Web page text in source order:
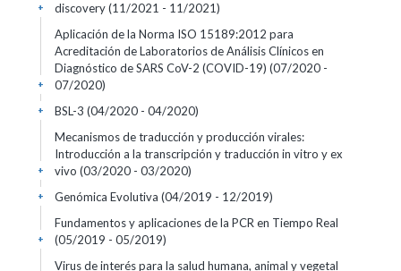
discovery(11/2021 - 11/2021)
+
Aplicación de la Norma ISO 15189:2012 para
Acreditación de Laboratorios de Análisis Clínicos en
Diagnóstico de SARS CoV-2 (COVID-19) (07/2020 -
07/2020)
+
BSL-3 (04/2020 - 04/2020)
+
Mecanismos de traducción y producción virales:
Introducción a la transcripción y traducción in vitro y ex
vivo (03/2020 - 03/2020)
+
Genómica Evolutiva (04/2019 - 12/2019)
+
Fundamentos y aplicaciones de la PCR en Tiempo Real
(05/2019 - 05/2019)
+
Virus de interés para la salud humana, animal y vegetal